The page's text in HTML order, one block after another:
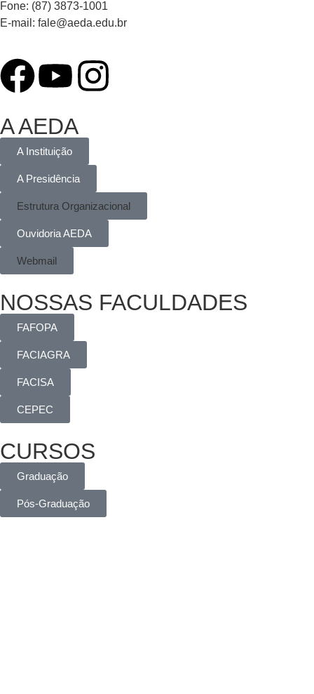
Fone: (87) 3873-1001
E-mail: fale@aeda.edu.br
A AEDA
A Instituição
A Presidência
Estrutura Organizacional
Ouvidoria AEDA
Webmail
NOSSAS FACULDADES
FAFOPA
FACIAGRA
FACISA
CEPEC
CURSOS
Graduação
Pós-Graduação